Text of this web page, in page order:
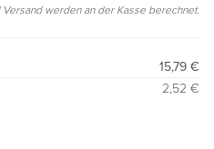
Versand werden an der Kasse berechnet.
15,79€
2,52€